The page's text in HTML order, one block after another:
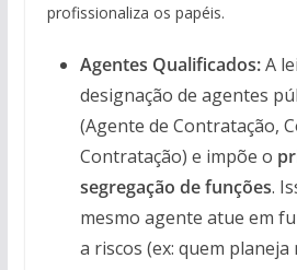
profissionaliza os papéis.
Agentes Qualificados:A
designação de agentes
(Agente de Contratação,
Contratação) e impõe o
segregação de funções.
mesmo agente atue em
a riscos (ex: quem